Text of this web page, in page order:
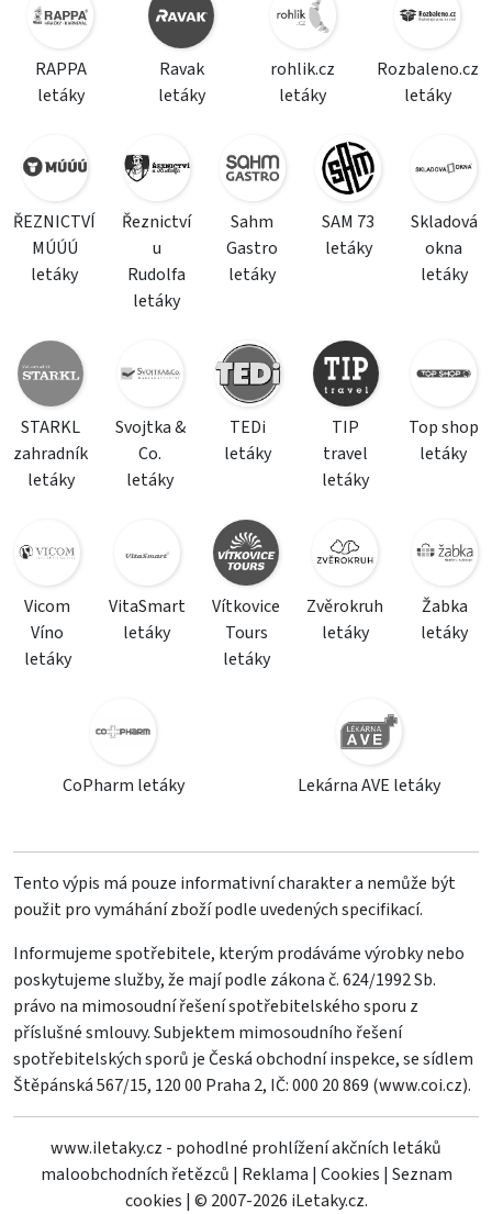
RAPPA
letáky
Ravak
letáky
rohlik.cz
letáky
Rozbaleno.cz
letáky
ŘEZNICTVÍ
MÚÚÚ
letáky
Řeznictví
u
Rudolfa
letáky
Sahm
Gastro
letáky
SAM 73
letáky
Skladová
okna
letáky
STARKL
zahradník
letáky
Svojtka &
Co.
letáky
TEDi
letáky
TIP
travel
letáky
Top shop
letáky
Vicom
Víno
letáky
VitaSmart
letáky
Vítkovice
Tours
letáky
Zvěrokruh
letáky
Žabka
letáky
CoPharm letáky Lekárna AVE letáky
Tento výpis má pouze informativní charakter a nemůže být
použit pro vymáhání zboží podle uvedených specifikací.
Informujeme spotřebitele, kterým prodáváme výrobky nebo
poskytujeme služby, že mají podle zákona č. 624/1992 Sb.
právo na mimosoudní řešení spotřebitelského sporu z
příslušné smlouvy. Subjektem mimosoudního řešení
spotřebitelských sporů je Česká obchodní inspekce, se sídlem
Štěpánská 567/15, 120 00 Praha 2, IČ: 000 20 869 (www.coi.cz).
www.iletaky.cz - pohodlné prohlížení akčních letáků
maloobchodních řetězců | Reklama | Cookies | Seznam
cookies | © 2007-2026 iLetaky.cz.